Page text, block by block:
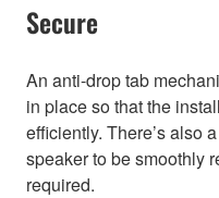
Secure
An anti-drop tab
in place so that the
efficiently. There’s also
speaker to be smoothly
required.